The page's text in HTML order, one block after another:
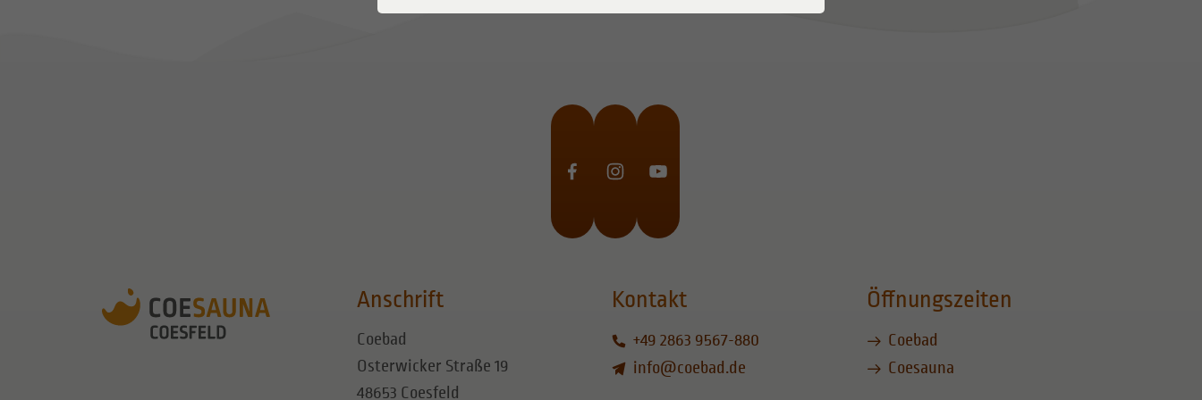
Anschrift
Coebad
Osterwicker Straße 19
48653 Coesfeld
Kontakt
+49 2863 9567-880
info@coebad.de
Öffnungszeiten
Coebad
Coesauna